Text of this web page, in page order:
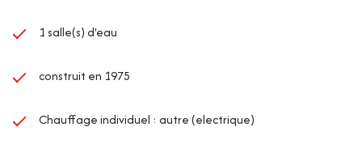
1 salle(s) d'eau
construit en 1975
Chauffage individuel : autre (electrique)